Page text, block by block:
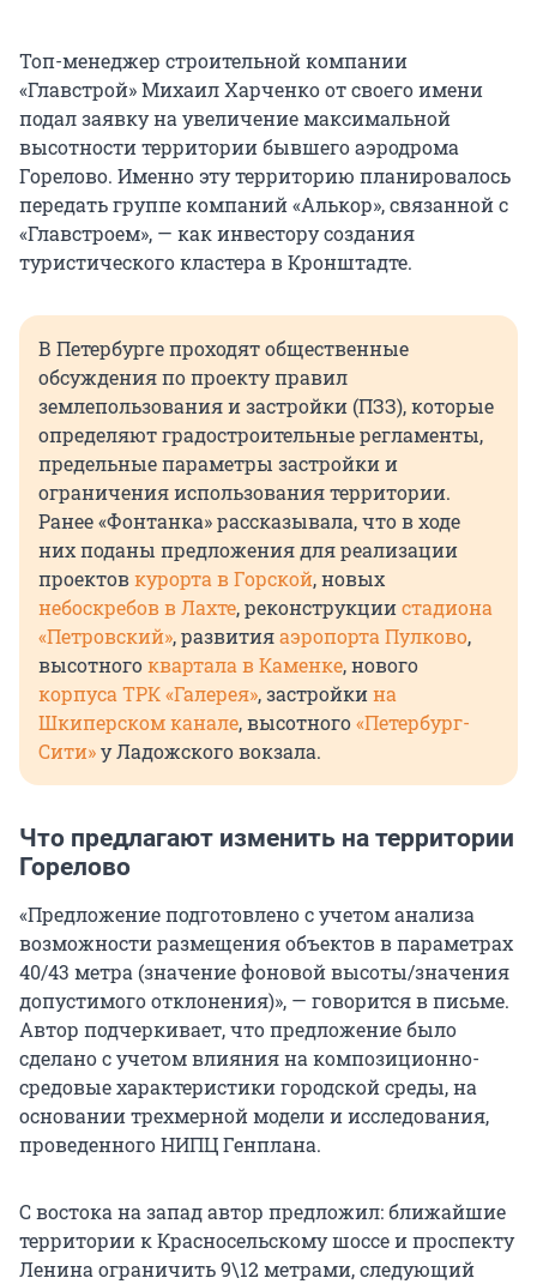
Топ-менеджер строительной компании
«Главстрой» Михаил Харченко от своего имени
подал заявку на увеличение максимальной
высотности территории бывшего аэродрома
Горелово. Именно эту территорию планировалось
передать группе компаний «Алькор», связанной с
«Главстроем», — как инвестору создания
туристического кластера в Кронштадте.
В Петербурге проходят общественные
обсуждения по проекту правил
землепользования и застройки (ПЗЗ), которые
определяют градостроительные регламенты,
предельные параметры застройки и
ограничения использования территории.
Ранее «Фонтанка» рассказывала, что в ходе
них поданы предложения для реализации
проектовкурорта в Горской, новых
небоскребов в Лахте, реконструкциистадиона
«Петровский», развитияаэропорта Пулково,
высотногоквартала в Каменке, нового
корпуса ТРК «Галерея», застройкина
Шкиперском канале, высотного«Петербург-
Сити»у Ладожского вокзала.
Что предлагают изменить на территории
Горелово
«Предложение подготовлено с учетом анализа
возможности размещения объектов в параметрах
40/43 метра (значение фоновой высоты/значения
допустимого отклонения)», — говорится в письме.
Автор подчеркивает, что предложение было
сделано с учетом влияния на композиционно-
средовые характеристики городской среды, на
основании трехмерной модели и исследования,
проведенного НИПЦ Генплана.
С востока на запад автор предложил: ближайшие
территории к Красносельскому шоссе и проспекту
Ленина ограничить 9\12 метрами, следующий